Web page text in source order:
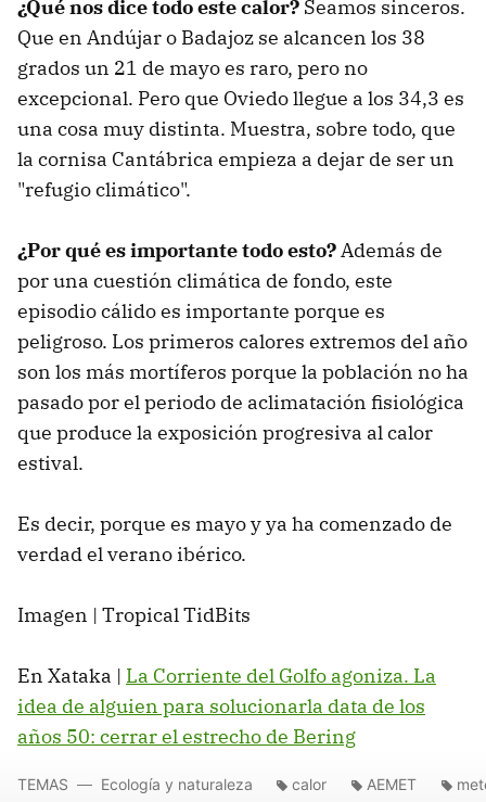
¿Qué nos dice todo este calor? Seamos sinceros.
Que en Andújar o Badajoz se alcancen los 38
grados un 21 de mayo es raro, pero no
excepcional. Pero que Oviedo llegue a los 34,3 es
una cosa muy distinta. Muestra, sobre todo, que
la cornisa Cantábrica empieza a dejar de ser un
"refugio climático".
¿Por qué es importante todo esto?Además de
por una cuestión climática de fondo, este
episodio cálido es importante porque es
peligroso. Los primeros calores extremos del año
son los más mortíferos porque la población no ha
pasado por el periodo de aclimatación fisiológica
que produce la exposición progresiva al calor
estival.
Es decir, porque es mayo y ya ha comenzado de
verdad el verano ibérico.
Imagen | Tropical TidBits
En Xataka | La Corriente del Golfo agoniza. La
idea de alguien para solucionarla data de los
años 50: cerrar el estrecho de Bering
TEMAS Ecología y naturaleza calor AEMET